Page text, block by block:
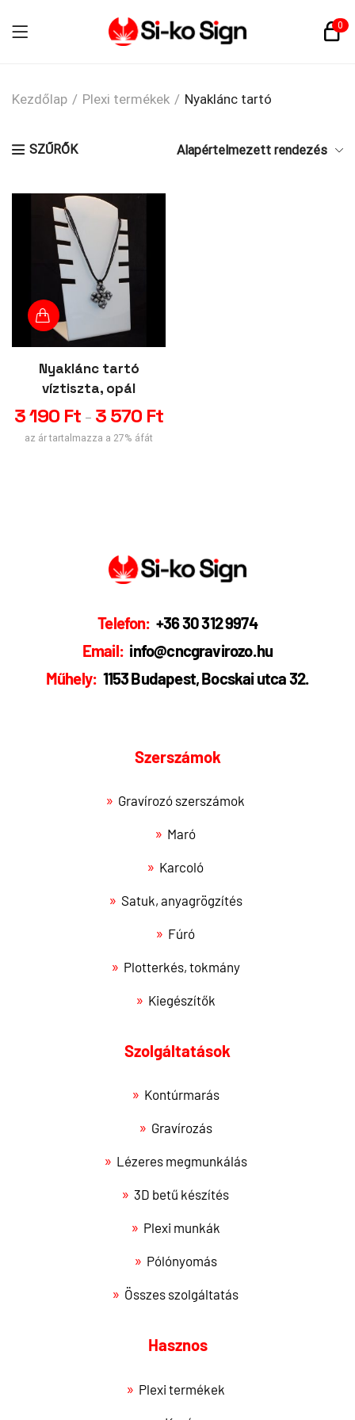
0
Kezdőlap / Plexi termékek / Nyaklánc tartó
SZŰRŐK Alapértelmezett rendezés
Nyaklánc tartó
víztiszta, opál
3 190 Ft – 3 570 Ft
az ár tartalmazza a 27% áfát
Telefon: +36 30 312 9974
Email: info@cncgravirozo.hu
Műhely: 1153 Budapest, Bocskai utca 32.
Szerszámok
Gravírozó szerszámok
Maró
Karcoló
Satuk, anyagrögzítés
Fúró
Plotterkés, tokmány
Kiegészítők
Szolgáltatások
Kontúrmarás
Gravírozás
Lézeres megmunkálás
3D betű készítés
Plexi munkák
Pólónyomás
Összes szolgáltatás
Hasznos
Plexi termékek